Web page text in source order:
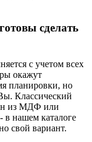
сделать
с учетом всех
окажут
планировки, но
Классический
из МДФ или
в нашем каталоге
свой вариант.